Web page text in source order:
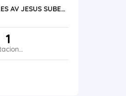
SE ALQUILA CASA DOS NIVELES AV JESUS SUBERO VE45-246ET-LGUE
1
Estacionamiento